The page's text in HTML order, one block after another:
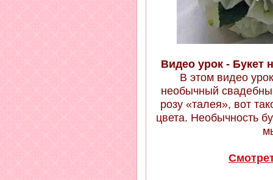
Видео урок - Букет
В этом видео
необычный
розу «талея», вот
цвета. Необычность